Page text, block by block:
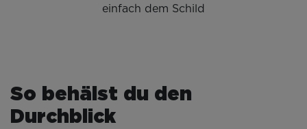
einfach dem Schild
So behälst du den
Durchblick